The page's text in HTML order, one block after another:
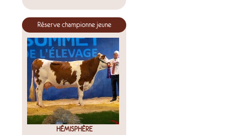
Réserve championne jeune
HÉMISPHÈRE